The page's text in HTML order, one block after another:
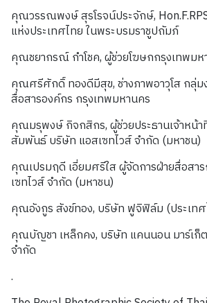
คุณวรรณพงษ์ สุรโรจน์ประจักษ์,
แห่งประเทศไทย ในพระบรมราชูปถัมภ์
คุณชยากรณ์ กำโชค, ผู้ช่วยโฆษกกรุงเทพมห
คุณศรีศักดิ์ ทองดีมีสุข, ช่างภาพอาวุโส กลุ่ม
สื่อสารองค์กร กรุงเทพมหานคร
คุณมรุพงษ์ กิจกสิกร, ผู้ช่วยประธานเจ้าหน้า
สัมพันธ์ บริษัท แอสเซทไวส์ จำกัด (มหาชน)
คุณเปรมฤดี เอี่ยมศรีใส ผู้จัดการฝ่ายสื่อสา
เซทไวส์ จำกัด (มหาชน)
คุณอังกูร สังข์ทอง, บริษัท ฟูจิฟิล์ม (ประเท
คุณบัญชา เหล็กคง, บริษัท แคนนอน มาร์เก็
จำกัด
.